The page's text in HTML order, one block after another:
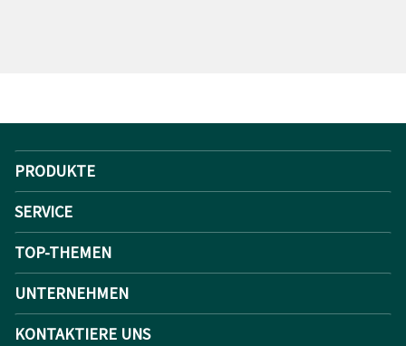
PRODUKTE
SERVICE
TOP-THEMEN
UNTERNEHMEN
KONTAKTIERE UNS